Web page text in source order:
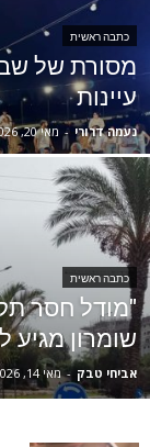
כתבה ראשית
מסורת של
עיינות
‫נעמה דרורי - מאי 20, 2026
כתבה ראשית
"מודל חסר
שומרון מגיע
אביחי טבק - מאי 14, 2026